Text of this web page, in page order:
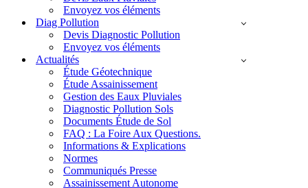
Envoyez vos éléments
Diag Pollution
Devis Diagnostic Pollution
Envoyez vos éléments
Actualités
Étude Géotechnique
Étude Assainissement
Gestion des Eaux Pluviales
Diagnostic Pollution Sols
Documents Étude de Sol
FAQ : La Foire Aux Questions.
Informations & Explications
Normes
Communiqués Presse
Assainissement Autonome